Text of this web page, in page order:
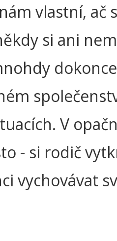
vlastní,
si ani
V
- si rodič
vychovávat